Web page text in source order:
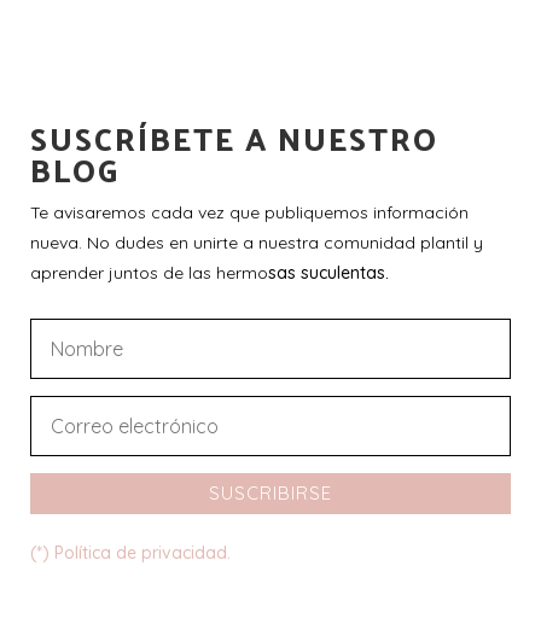
SUSCRÍBETE A NUESTRO
BLOG
Te avisaremos cada vez que publiquemos información
nueva. No dudes en unirte a nuestra comunidad plantil y
aprender juntos de las hermosas suculentas.
SUSCRIBIRSE
(*) Política de privacidad.